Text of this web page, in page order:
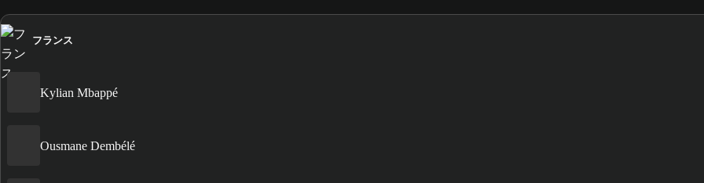
フランス
Kylian Mbappé
Ousmane Dembélé